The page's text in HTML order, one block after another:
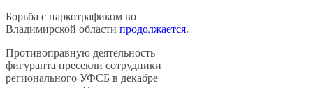
Борьба с наркотрафиком во
Владимирской области продолжается.
Противоправную деятельность
фигуранта пресекли сотрудники
регионального УФСБ в декабре